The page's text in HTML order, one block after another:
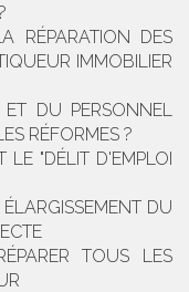
RÉPARATION DES
IMMOBILIER
DU PERSONNEL
RÉFORMES ?
LE "DÉLIT D'EMPLOI
DU
TOUS LES